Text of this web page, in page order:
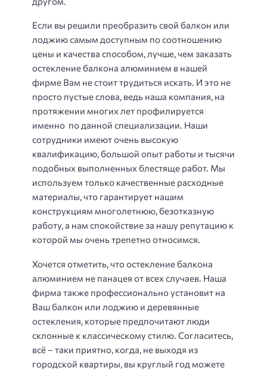
Если вы решили преобразить свой балкон или
лоджию самым доступным по соотношению
цены и качества способом, лучше, чем заказать
остекление балкона алюминием в нашей
фирме Вам не стоит трудиться искать. И это не
просто пустые слова, ведь наша компания, на
протяжении многих лет профилируется
именно по данной специализации. Наши
сотрудники имеют очень высокую
квалификацию, большой опыт работы и тысячи
подобных выполненных блестяще работ. Мы
используем только качественные расходные
материалы, что гарантирует нашим
конструкциям многолетнюю, безотказную
работу, а нам спокойствие за нашу репутацию к
которой мы очень трепетно относимся.
Хочется отметить, что остекление балкона
алюминием не панацея от всех случаев. Наша
фирма также профессионально установит на
Ваш балкон или лоджию и деревянные
остекления, которые предпочитают люди
склонные к классическому стилю. Согласитесь,
всё – таки приятно, когда, не выходя из
городской квартиры, вы круглый год можете